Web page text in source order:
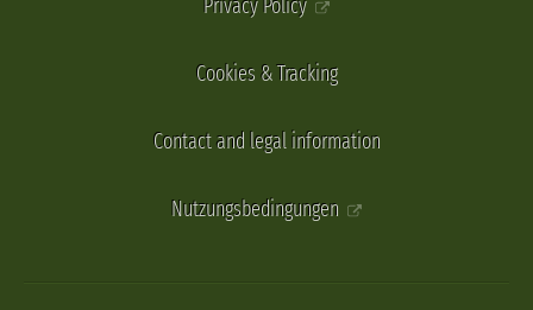
Privacy Policy
Cookies & Tracking
Contact and legal information
Nutzungsbedingungen